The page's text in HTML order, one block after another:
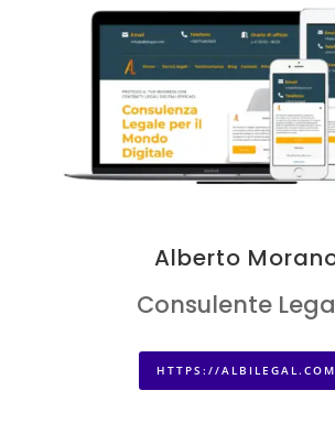
Alberto
Consulente
HTTPS://ALBILEGAL.COM